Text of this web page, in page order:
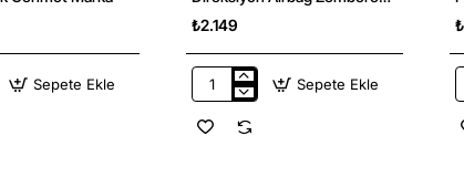
Sepete Ekle
Ithal Yan Sanayi
₺2.149
Ford
1998-
Sepete Ekle